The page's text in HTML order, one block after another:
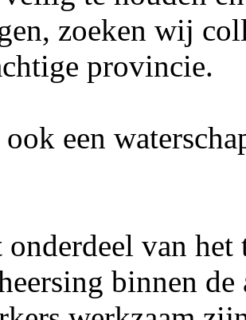
zoeken wij
provincie.
een
onderdeel van
binnen